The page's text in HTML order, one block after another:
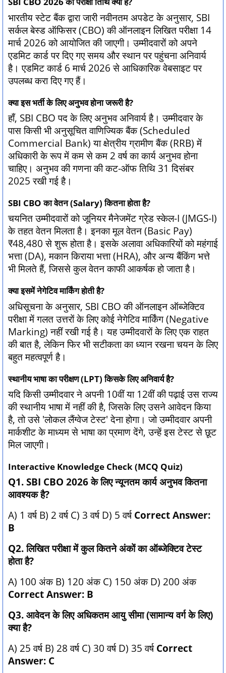
भारतीय स्टेट बैंक द्वारा जारी नवीनतम अपडेट के अनुसार, SBI
सर्कल बेस्ड ऑफिसर (CBO) की ऑनलाइन लिखित परीक्षा 14
मार्च 2026 को आयोजित की जाएगी। उम्मीदवारों को अपने
एडमिट कार्ड पर दिए गए समय और स्थान पर पहुंचना अनिवार्य
है। एडमिट कार्ड 6 मार्च 2026 से आधिकारिक वेबसाइट पर
उपलब्ध करा दिए गए हैं।
क्या इस भर्ती के लिए अनुभव होना जरूरी है?
हाँ, SBI CBO पद के लिए अनुभव अनिवार्य है। उम्मीदवार के
पास किसी भी अनुसूचित वाणिज्यिक बैंक (Scheduled
Commercial Bank) या क्षेत्रीय ग्रामीण बैंक (RRB) में
अधिकारी के रूप में कम से कम 2 वर्ष का कार्य अनुभव होना
चाहिए। अनुभव की गणना की कट-ऑफ तिथि 31 दिसंबर
2025 रखी गई है।
SBI CBO का वेतन (Salary) कितना होता है?
चयनित उम्मीदवारों को जूनियर मैनेजमेंट ग्रेड स्केल-I (JMGS-I)
के तहत वेतन मिलता है। इनका मूल वेतन (Basic Pay)
₹48,480 से शुरू होता है। इसके अलावा अधिकारियों को महंगाई
भत्ता (DA), मकान किराया भत्ता (HRA), और अन्य बैंकिंग भत्ते
भी मिलते हैं, जिससे कुल वेतन काफी आकर्षक हो जाता है।
क्या इसमें नेगेटिव मार्किंग होती है?
अधिसूचना के अनुसार, SBI CBO की ऑनलाइन ऑब्जेक्टिव
परीक्षा में गलत उत्तरों के लिए कोई नेगेटिव मार्किंग (Negative
Marking) नहीं रखी गई है। यह उम्मीदवारों के लिए एक राहत
की बात है, लेकिन फिर भी सटीकता का ध्यान रखना चयन के लिए
बहुत महत्वपूर्ण है।
स्थानीय भाषा का परीक्षण (LPT) किसके लिए अनिवार्य है?
यदि किसी उम्मीदवार ने अपनी 10वीं या 12वीं की पढ़ाई उस राज्य
की स्थानीय भाषा में नहीं की है, जिसके लिए उसने आवेदन किया
है, तो उसे 'लोकल लैंग्वेज टेस्ट' देना होगा। जो उम्मीदवार अपनी
मार्कशीट के माध्यम से भाषा का प्रमाण देंगे, उन्हें इस टेस्ट से छूट
मिल जाएगी।
Interactive Knowledge Check (MCQ Quiz)
Q1. SBI CBO 2026 के लिए न्यूनतम कार्य अनुभव कितना
आवश्यक है?
A) 1 वर्ष B) 2 वर्ष C) 3 वर्ष D) 5 वर्ष Correct Answer:
B
Q2. लिखित परीक्षा में कुल कितने अंकों का ऑब्जेक्टिव टेस्ट
होता है?
A) 100 अंक B) 120 अंक C) 150 अंक D) 200 अंक
Correct Answer: B
Q3. आवेदन के लिए अधिकतम आयु सीमा (सामान्य वर्ग के लिए)
क्या है?
A) 25 वर्ष B) 28 वर्ष C) 30 वर्ष D) 35 वर्ष Correct
Answer: C